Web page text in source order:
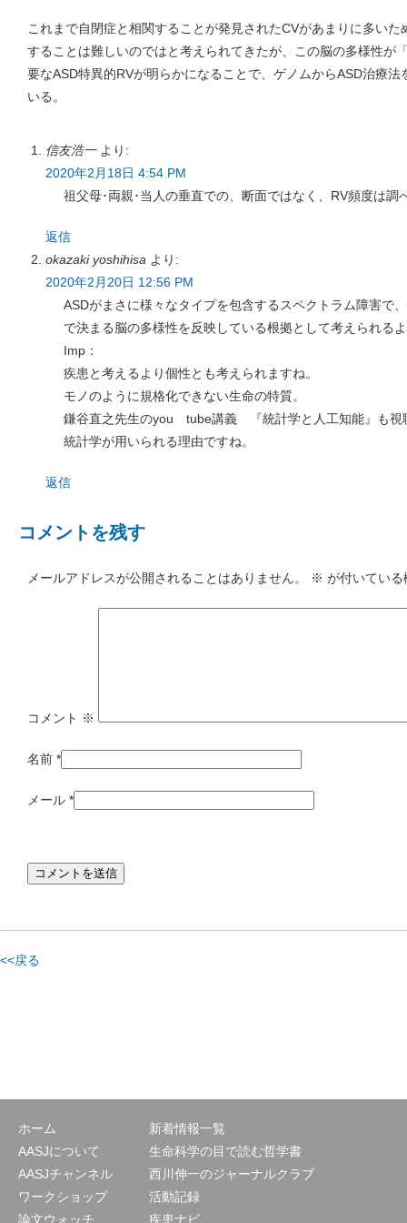
これまで自閉症と相関することが発見されたCVがあまりに多い
することは難しいのではと考えられてきたが、この脳の多様性が
要なASD特異的RVが明らかになることで、ゲノムからASD治療
いる。
信友浩一 より:
2020年2月18日 4:54 PM
祖父母･両親･当人の垂直での、断面ではなく、RV頻度は調
返信
okazaki yoshihisa より:
2020年2月20日 12:56 PM
ASDがまさに様々なタイプを包含するスペクトラム障害で
で決まる脳の多様性を反映している根拠として考えられる
Imp：
疾患と考えるより個性とも考えられますね。
モノのように規格化できない生命の特質。
鎌谷直之先生のyou tube講義 『統計学と人工知能』も視
統計学が用いられる理由ですね。
返信
コメントを残す
メールアドレスが公開されることはありません。 ※ が付いてい
コメント ※
名前 *
メール *
<<戻る
ホーム
AASJについて
AASJチャンネル
ワークショップ
論文ウォッチ
新着情報一覧
生命科学の目で読む哲学書
西川伸一のジャーナルクラブ
活動記録
疾患ナビ